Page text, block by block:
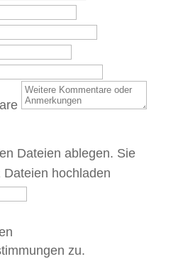
Dateien ablegen. Sie
hochladen
zu.